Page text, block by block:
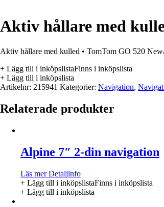
Aktiv hållare med
Aktiv hållare med kulled • TomTom GO 520
+ Lägg till i inköpslistaFinns i inköpslista
+ Lägg till i inköpslista
Artikelnr: 215941 Kategorier: Navigation,
Relaterade produkter
Alpine 7″ 2-din navigation
Läs merDetaljinfo
+ Lägg till i inköpslistaFinns i inköpslista
+ Lägg till i inköpslista